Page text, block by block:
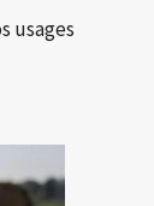
usages